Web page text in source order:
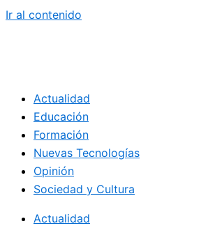
Ir al contenido
Actualidad
Educación
Formación
Nuevas Tecnologías
Opinión
Sociedad y Cultura
Actualidad